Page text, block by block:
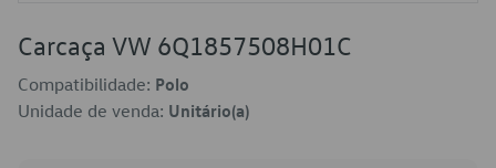
Carcaça VW 6Q1857508H01C
Compatibilidade: Polo
Unidade de venda: Unitário(a)